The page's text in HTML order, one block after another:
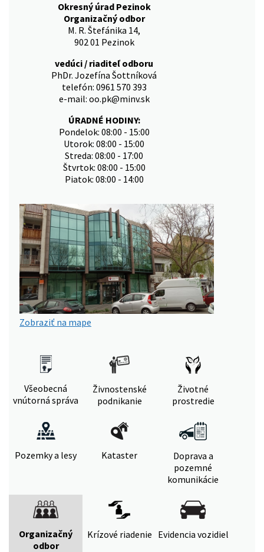
Okresný úrad Pezinok
Organizačný odbor
M. R. Štefánika 14,
902 01 Pezinok
vedúci / riaditeľ odboru
PhDr. Jozefína Šottníková
telefón: 0961 570 393
e-mail: oo.pk@minv.sk
ÚRADNÉ HODINY:
Pondelok: 08:00 - 15:00
Utorok: 08:00 - 15:00
Streda: 08:00 - 17:00
Štvrtok: 08:00 - 15:00
Piatok: 08:00 - 14:00
Zobraziť na mape
Všeobecná
vnútorná správa
Živnostenské
podnikanie
Životné
prostredie
Pozemky a lesy Kataster
Doprava a
pozemné
komunikácie
Organizačný
odbor
Krízové riadenie Evidencia vozidiel